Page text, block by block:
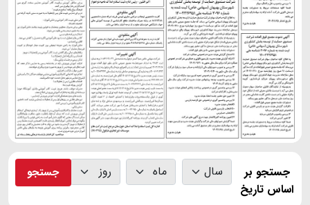
جستجو بر
اساس تاریخ
جستجو